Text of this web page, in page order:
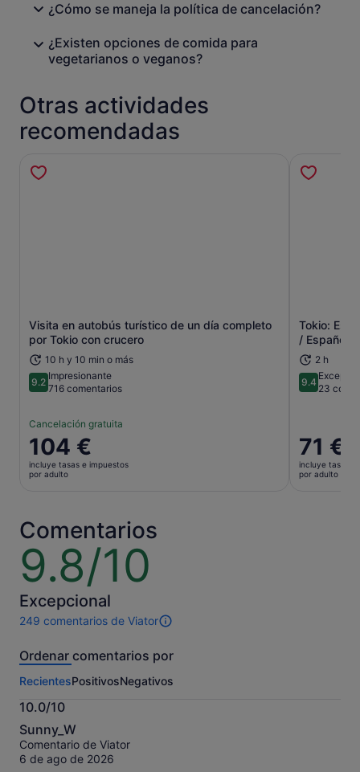
¿Cómo se maneja la política de cancelación?
¿Existen opciones de comida para
vegetarianos o veganos?
Otras actividades
recomendadas
Visita en autobús turístico de un día completo
por Tokio con crucero
10 h y 10 min o más
9.29.2 sobre 10
Impresionante
716 comentarios
Cancelación gratuita
El
precio
es
por
adulto
104 €
incluye tasas e impuestos
por adulto
Se abre en una pestaña nueva
Tokio:
/ Español)
2 h
9.49.4 sobre
23
El
precio
es
71 €
incluye tasas e
por adulto
Comentarios
9.8/10
9.8
sobre
10
Excepcional
249 comentarios de Viator
249 comentarios
esta
Más
información
sobre
nuestros
comentarios
contrastados.
Ordenar comentarios por
RecientesPositivosNegativos
10.0/10
10.0
sobre
10
Sunny_W
Comentario de Viator
6 de ago de 2026